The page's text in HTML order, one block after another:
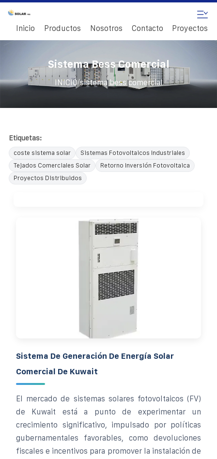
Inicio Productos Nosotros Contacto Proyectos
Sistema Bess Comercial
INICIO/sistema bess comercial
Etiquetas:
coste sistema solar
Sistemas Fotovoltaicos Industriales
Tejados Comerciales Solar
Retorno Inversión Fotovoltaica
Proyectos Distribuidos
Sistema De Generación De Energía Solar
Comercial De Kuwait
El mercado de sistemas solares fotovoltaicos (FV)
de Kuwait está a punto de experimentar un
crecimiento significativo, impulsado por políticas
gubernamentales favorables, como devoluciones
fiscales e incentivos para promover la instalación de